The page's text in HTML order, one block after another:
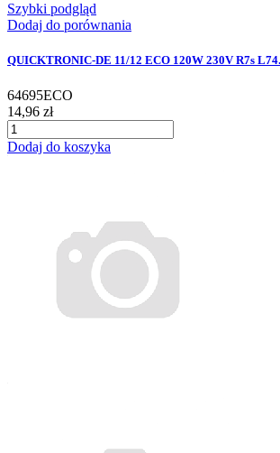
Szybki podgląd
Dodaj do porównania
QUICKTRONIC-DE 11/12 ECO 120W 230V R7s
64695ECO
14,96 zł
Dodaj do koszyka